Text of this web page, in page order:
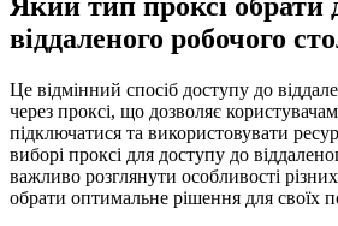
віддаленого робочого
Це відмінний спосіб доступу до
через проксі, що дозволяє
підключатися та використовувати
виборі проксі для доступу до
важливо розглянути особливості
обрати оптимальне рішення для своїх